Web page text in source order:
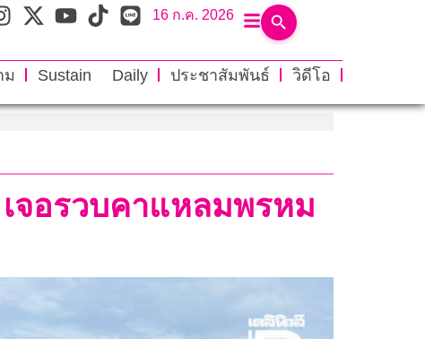
16 ก.ค. 2026
ม Sustain Daily ประชาสัมพันธ์
วิดีโอ
จอรวบคาแหลมพรหม